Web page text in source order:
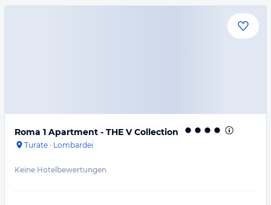
Roma 1 Apartment - THE V Collection
Turate · Lombardei
Keine Hotelbewertungen